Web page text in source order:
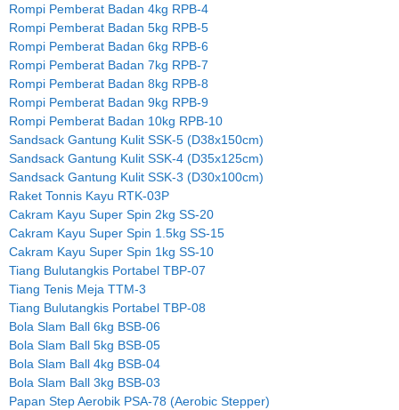
Rompi Pemberat Badan 4kg RPB-4
Rompi Pemberat Badan 5kg RPB-5
Rompi Pemberat Badan 6kg RPB-6
Rompi Pemberat Badan 7kg RPB-7
Rompi Pemberat Badan 8kg RPB-8
Rompi Pemberat Badan 9kg RPB-9
Rompi Pemberat Badan 10kg RPB-10
Sandsack Gantung Kulit SSK-5 (D38x150cm)
Sandsack Gantung Kulit SSK-4 (D35x125cm)
Sandsack Gantung Kulit SSK-3 (D30x100cm)
Raket Tonnis Kayu RTK-03P
Cakram Kayu Super Spin 2kg SS-20
Cakram Kayu Super Spin 1.5kg SS-15
Cakram Kayu Super Spin 1kg SS-10
Tiang Bulutangkis Portabel TBP-07
Tiang Tenis Meja TTM-3
Tiang Bulutangkis Portabel TBP-08
Bola Slam Ball 6kg BSB-06
Bola Slam Ball 5kg BSB-05
Bola Slam Ball 4kg BSB-04
Bola Slam Ball 3kg BSB-03
Papan Step Aerobik PSA-78 (Aerobic Stepper)